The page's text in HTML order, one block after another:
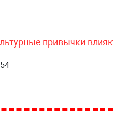
привычки